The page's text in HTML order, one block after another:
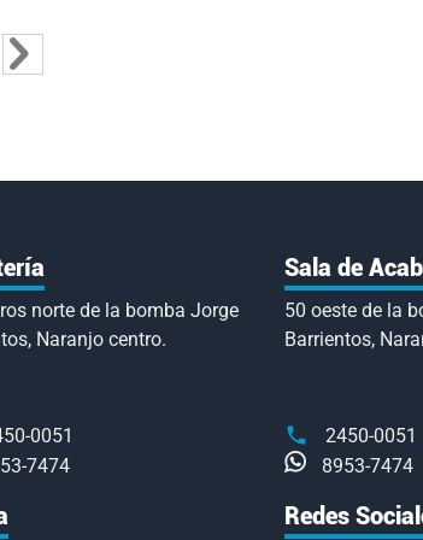
leyendo página
Página
Siguiente
norte de la bomba Jorge
Naranjo centro.
0051
7474
Sala de
50 oeste de la
Barrientos,
2450-0051
8953-7474
Redes